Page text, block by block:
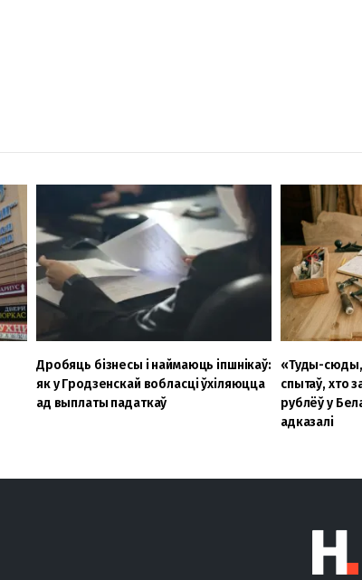
Дробяць бізнесы і наймаюць іпшнікаў:
як у Гродзенскай вобласці ўхіляюцца
ад выплаты падаткаў
«Туды-сюды,
спытаў, хто
рублёў у
адказалі